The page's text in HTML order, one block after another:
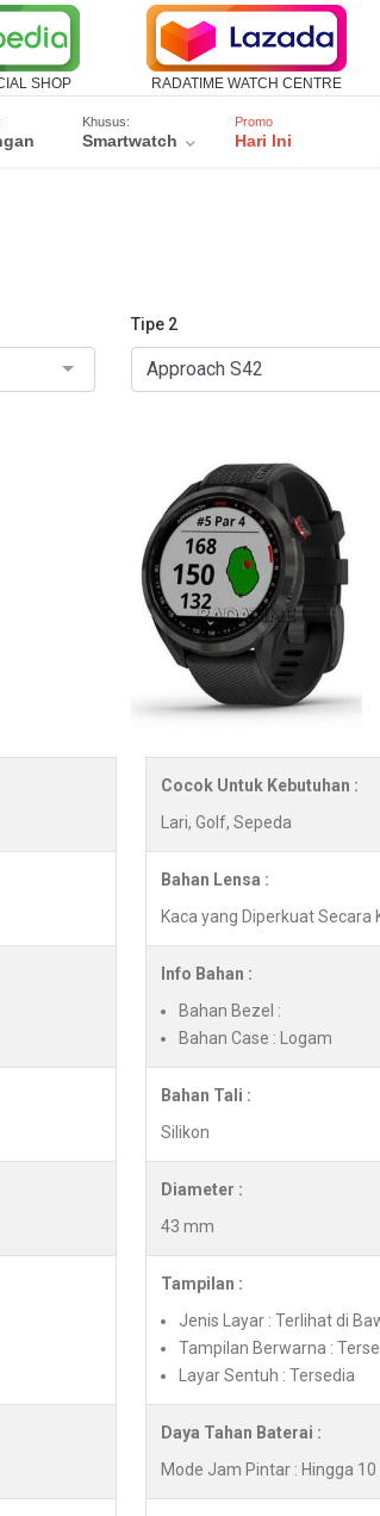
SHOP RADATIME WATCH CENTRE
Khusus:
Smartwatch
Promo
Hari Ini
Tipe 2
Cocok Untuk Kebutuhan :
Lari, Golf, Sepeda
Bahan Lensa :
Kaca yang Diperkuat Secara
Info Bahan :
Bahan Bezel :
Bahan Case : Logam
Bahan Tali :
Silikon
Diameter :
43 mm
Tampilan :
Jenis Layar : Terlihat di
Tampilan Berwarna :
Layar Sentuh : Tersedia
Daya Tahan Baterai :
Mode Jam Pintar : Hingga 10